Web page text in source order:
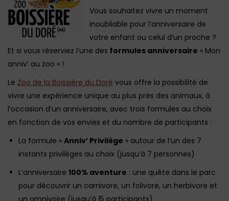
Vous souhaitez vivre un moment
inoubliable pour l’anniversaire de
votre enfant ou celui d’un proche ?
Et si vous réserviez l’une des formules anniversaire « Mon
anniv’ au zoo » !
Le Zoo de la Boissière du Doré vous offre la possibilité de
vivre une expérience unique au plus près des animaux, à
l’occasion d’un anniversaire, avec trois formules au choix
en fonction de vos envies et du nombre de participants :
La formule « Anniv’ Privilège » autour de l’un des 7
instants privilèges au choix (jusqu’à 7 personnes)
L’anniversaire 100% aventure : une quête dans le parc
pour découvrir un carnivore, un folivore, un herbivore et
un omnivoire (jusqu’à 15 participants)